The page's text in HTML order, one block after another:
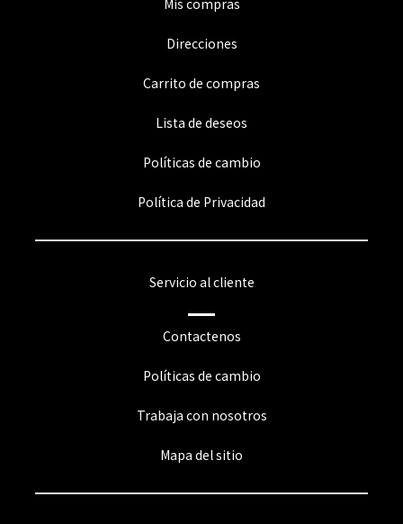
Mis compras
Direcciones
Carrito de compras
Lista de deseos
Políticas de cambio
Política de Privacidad
Servicio al cliente
Contactenos
Políticas de cambio
Trabaja con nosotros
Mapa del sitio